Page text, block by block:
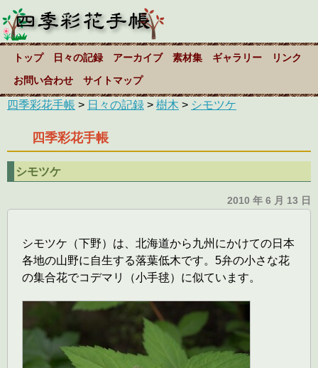
トップ 日々の記録 アーカイブ 素材集 ギャラリー リンク
お問い合わせ サイトマップ
四季彩花手帳 > 日々の記録 > 樹木 > シモツケ
四季彩花手帳
シモツケ
2010 年 6 月 13 日
シモツケ（下野）は、北海道から九州にかけての日本
各地の山野に自生する落葉低木です。5弁の小さな花
の集合花でコデマリ（小手毬）に似ています。